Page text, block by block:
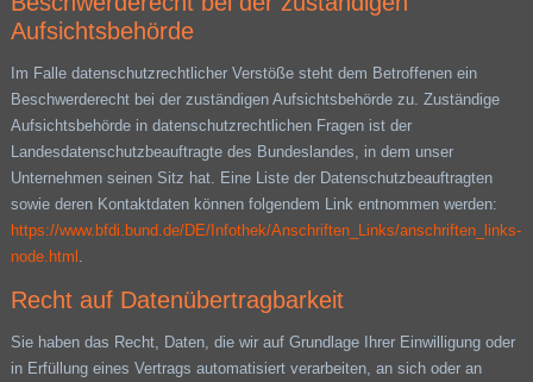
Aufsichtsbehörde
Im Falle datenschutzrechtlicher Verstöße steht dem Betroffenen ein
Beschwerderecht bei der zuständigen Aufsichtsbehörde zu. Zuständige
Aufsichtsbehörde in datenschutzrechtlichen Fragen ist der
Landesdatenschutzbeauftragte des Bundeslandes, in dem unser
Unternehmen seinen Sitz hat. Eine Liste der Datenschutzbeauftragten
sowie deren Kontaktdaten können folgendem Link entnommen werden:
https://www.bfdi.bund.de/DE/Infothek/Anschriften_Links/anschriften_links-
node.html .
Recht auf Datenübertragbarkeit
Sie haben das Recht, Daten, die wir auf Grundlage Ihrer Einwilligung oder
in Erfüllung eines Vertrags automatisiert verarbeiten, an sich oder an